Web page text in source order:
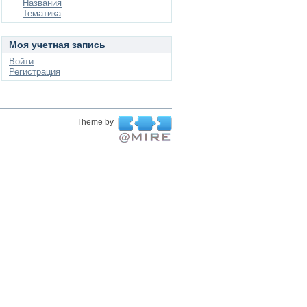
Названия
Тематика
Моя учетная запись
Войти
Регистрация
Theme by